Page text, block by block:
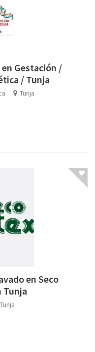
Gestación /
/ Tunja
Tunja
en Seco
Tunja
Tunja